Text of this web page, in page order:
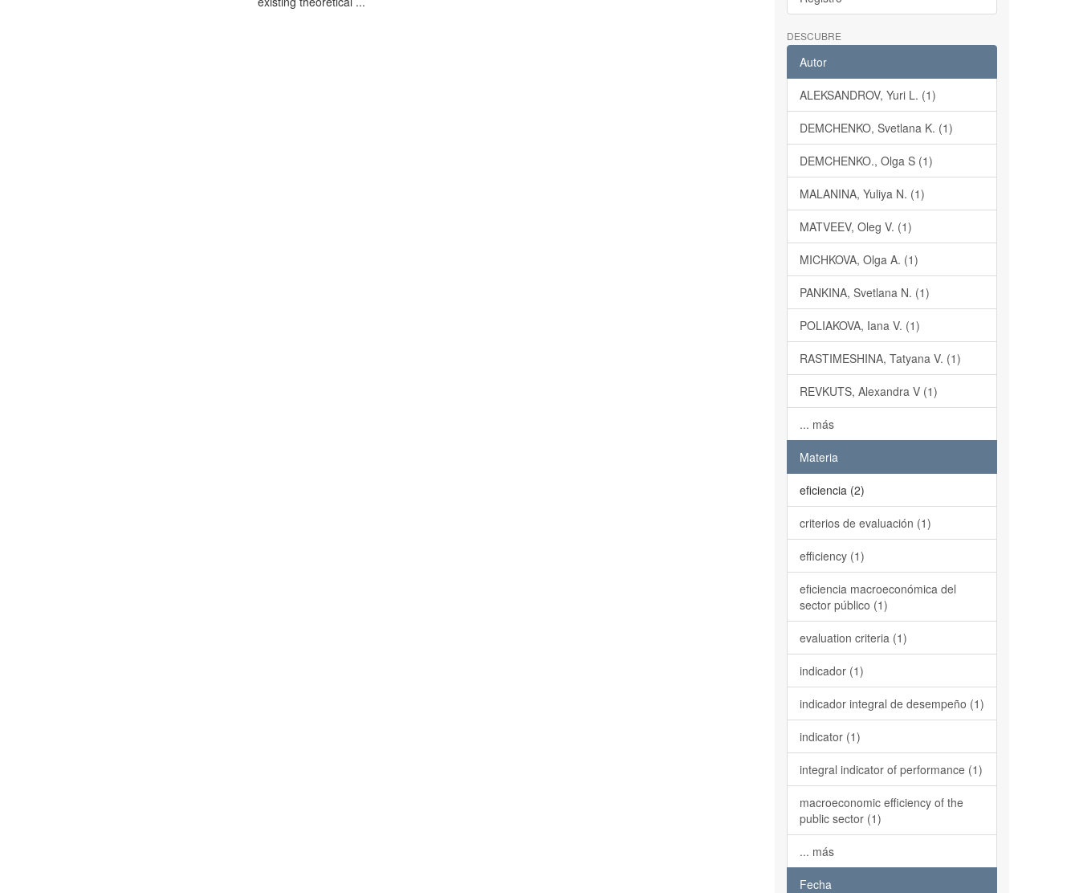
DESCUBRE
Autor
ALEKSANDROV, Yuri L. (1)
DEMCHENKO, Svetlana K. (1)
DEMCHENKO., Olga S (1)
MALANINA, Yuliya N. (1)
MATVEEV, Oleg V. (1)
MICHKOVA, Olga A. (1)
PANKINA, Svetlana N. (1)
POLIAKOVA, Iana V. (1)
RASTIMESHINA, Tatyana V. (1)
REVKUTS, Alexandra V (1)
... más
Materia
eficiencia (2)
criterios de evaluación (1)
efficiency (1)
eficiencia macroeconómica del
sector público (1)
evaluation criteria (1)
indicador (1)
indicador integral de desempeño (1)
indicator (1)
integral indicator of performance (1)
macroeconomic efficiency of the
public sector (1)
... más
Fecha